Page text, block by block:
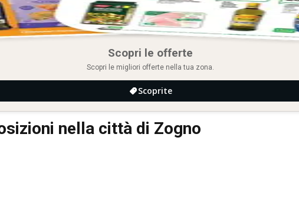
Scopri le offerte
Scopri le migliori offerte nella tua zona.
Scoprite
nella città di Zogno